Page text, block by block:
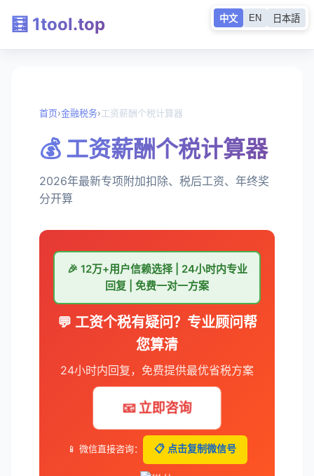
中文 EN 日本語
🧮 1tool.top
首页›金融税务›工资薪酬个税计算器
💰 工资薪酬个税计算器
2026年最新专项附加扣除、税后工资、年终奖
分开算
🎉 12万+用户信赖选择 | 24小时内专业
回复 | 免费一对一方案
💬 工资个税有疑问？专业顾问帮
您算清
24小时内回复，免费提供最优省税方案
📧 立即咨询
📱 微信直接咨询： 📋 点击复制微信号